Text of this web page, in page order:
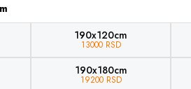
190x120cm
13000 RSD
190x180cm
19200 RSD